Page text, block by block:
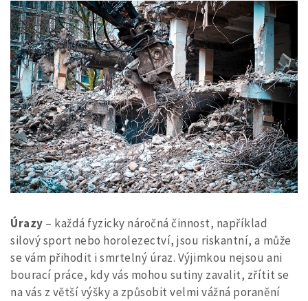
Úrazy – každá fyzicky náročná činnost, například
silový sport nebo horolezectví, jsou riskantní, a může
se vám přihodit i smrtelný úraz. Výjimkou nejsou ani
bourací práce, kdy vás mohou sutiny zavalit, zřítit se
na vás z větší výšky a způsobit velmi vážná poranění